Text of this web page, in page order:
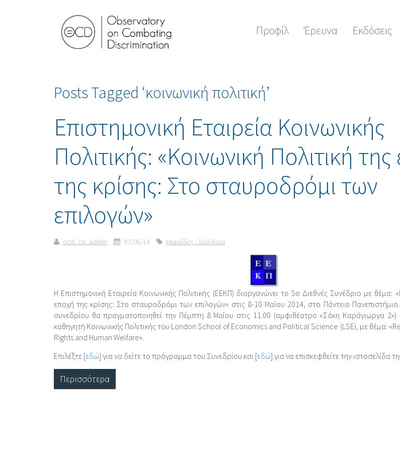
Προφίλ Έρευνα Εκδόσεις
Posts Tagged ‘κοινωνική πολιτική’
Επιστημονική Εταιρεία Κοινωνικής
Πολιτικής: «Κοινωνική Πολιτική
της κρίσης: Στο σταυροδρόμι των
επιλογών»
ocd_co_admin 07/05/14 Ημερίδες - Συνέδρια
Η Επιστημονική Εταιρεία Κοινωνικής Πολιτικής (ΕΕΚΠ) διοργανώνει το 5ο Διεθνές Συνέδριο με θέμα:
εποχή της κρίσης: Στο σταυροδρόμι των επιλογών» στις 8-10 Μαΐου 2014, στο Πάντειο Πανεπιστήμιο.
συνεδρίου θα πραγματοποιηθεί την Πέμπτη 8 Μαΐου στις 11.00 (αμφιθέατρο «Σάκη Καράγιωργα
καθηγητή Κοινωνικής Πολιτικής του London School of Economics and Political Science (LSE), με θέμα:
Rights and Human Welfare».
Επιλέξτε [εδώ] για να δείτε το πρόγραμμα του Συνεδρίου και [εδώ] για να επισκεφθείτε την ιστοσελίδα
Περισσότερα